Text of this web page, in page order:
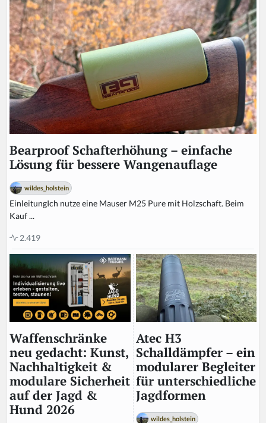
Bearproof Schafterhöhung – einfache
Lösung für bessere Wangenauflage
wildes_holstein
EinleitungIch nutze eine Mauser M25 Pure mit Holzschaft. Beim
Kauf ...
2.419
Waffenschränke
neu gedacht: Kunst,
Nachhaltigkeit &
modulare Sicherheit
auf der Jagd &
Hund 2026
Atec H3
Schalldämpfer – ein
modularer Begleiter
für unterschiedliche
Jagdformen
wildes_holstein